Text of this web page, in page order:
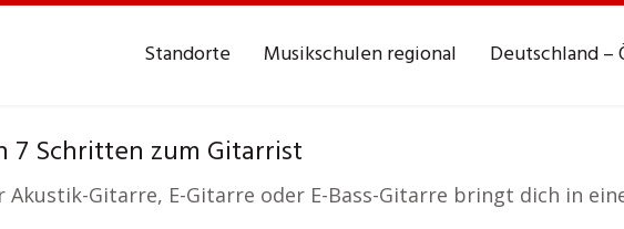
Standorte Musikschulen regional Deutschland –
7 Schritten zum Gitarrist
Akustik-Gitarre, E-Gitarre oder E-Bass-Gitarre bringt dich in